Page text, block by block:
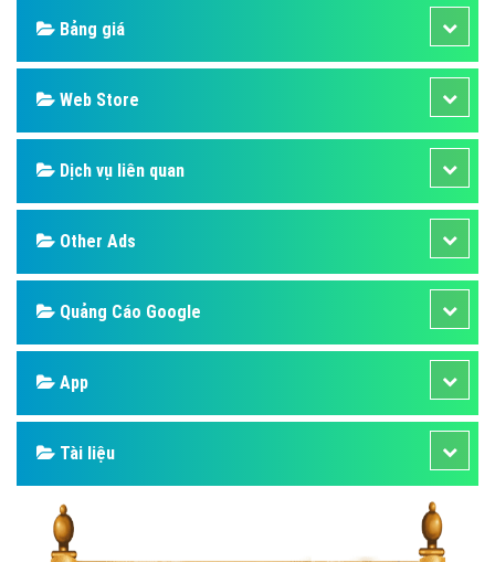
Bảng giá
Web Store
Dịch vụ liên quan
Other Ads
Quảng Cáo Google
App
Tài liệu